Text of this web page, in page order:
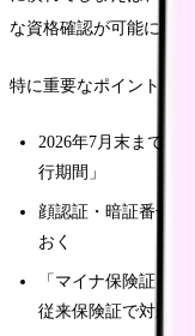
な資格確認が可能になり
特に重要なポイントを振
2026年7月末までは
行期間」
顔認証・暗証番号
おく
「マイナ保険証を
従来保険証で対応